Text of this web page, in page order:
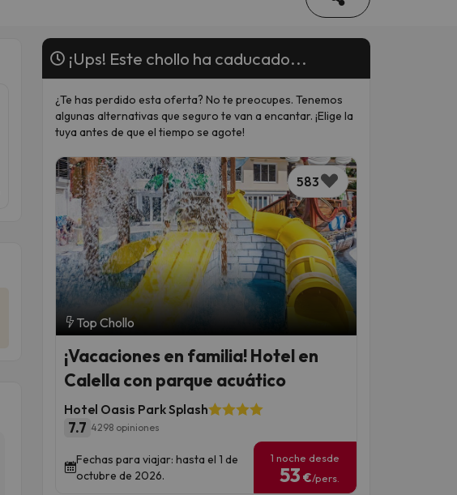
¡Ups! Este chollo ha caducado...
¿Te has perdido esta oferta? No te preocupes. Tenemos
algunas alternativas que seguro te van a encantar. ¡Elige la
tuya antes de que el tiempo se agote!
583
Top Chollo
¡Vacaciones en familia! Hotel en
Calella con parque acuático
Hotel Oasis Park Splash
7.7 4298 opiniones
Fechas para viajar: hasta el 1 de
octubre de 2026.
1 noche desde
53 €/pers.